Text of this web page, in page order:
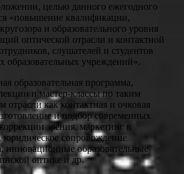
целью данного ежегодного
«повышение квалификации,
и образовательного уровня
оптической отрасли и контактной
слушателей и студентов
образовательных учреждений».
образовательная программа,
и мастер-классы по таким
отрасли как контактная и очковая
и подбор современных
зрения, маркетинг в
юридическое сопровождение
инновационные образовательные
оптике и др.